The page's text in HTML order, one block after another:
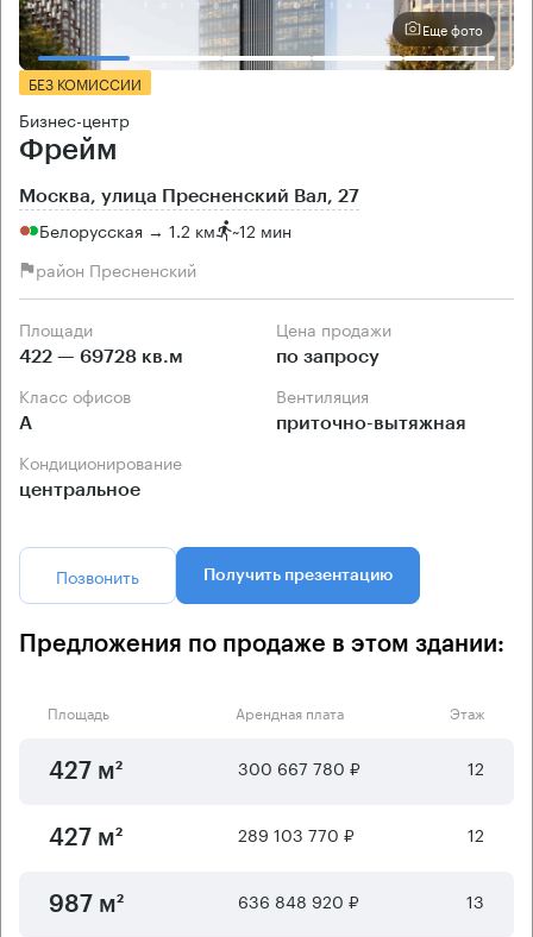
Еще фото
БЕЗ КОМИССИИ
Бизнес-центр
Фрейм
Москва, улица Пресненский Вал, 27
Белорусская → 1.2 км ~12 мин
район Пресненский
Площади
422 — 69728 кв.м
Цена продажи
по запросу
Класс офисов
А
Вентиляция
приточно-вытяжная
Кондиционирование
центральное
Позвонить Получить презентацию
Предложения по продаже в этом здании:
Площадь Арендная плата Этаж
427 м² 300 667 780 ₽ 12
427 м² 289 103 770 ₽ 12
987 м² 636 848 920 ₽ 13